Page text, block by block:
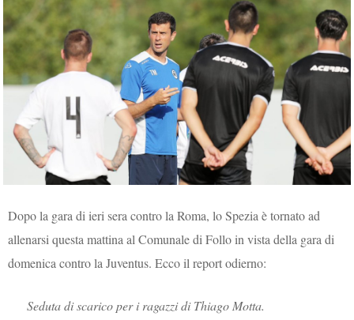
Dopo la gara di ieri sera contro la Roma, lo Spezia è tornato ad
allenarsi questa mattina al Comunale di Follo in vista della gara di
domenica contro la Juventus. Ecco il report odierno:
Seduta di scarico per i ragazzi di Thiago Motta.